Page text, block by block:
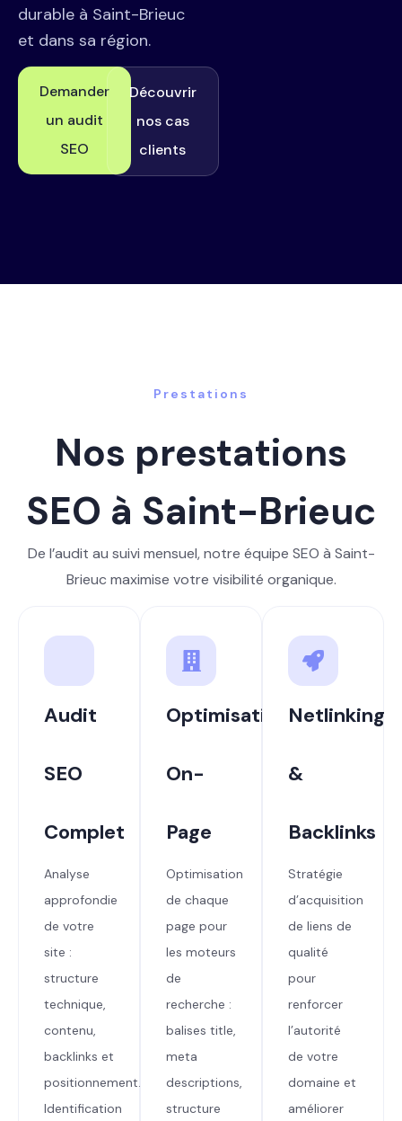
durable à Saint-Brieuc
et dans sa région.
Demander
un audit
SEO
Découvrir
nos cas
clients
Prestations
Nos prestations
SEO à Saint-Brieuc
De l’audit au suivi mensuel, notre équipe SEO à Saint-
Brieuc maximise votre visibilité organique.
Audit
SEO
Complet
Analyse
approfondie
de votre
site :
structure
technique,
contenu,
backlinks et
positionnement.
Identification
Optimisation
On-
Page
Optimisation
de chaque
page pour
les moteurs
de
recherche :
balises title,
meta
descriptions,
structure
Netlinking
&
Backlinks
Stratégie
d’acquisition
de liens de
qualité
pour
renforcer
l’autorité
de votre
domaine et
améliorer